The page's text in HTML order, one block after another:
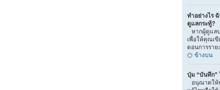
ทำอย่างไร
ดูแลกระทู้?
หากผู้ดูแล
เพื่อให้คุณเ
ตอนการรา
ข้างบน
ปุ่ม “บันทึก”
อนุณาตให้